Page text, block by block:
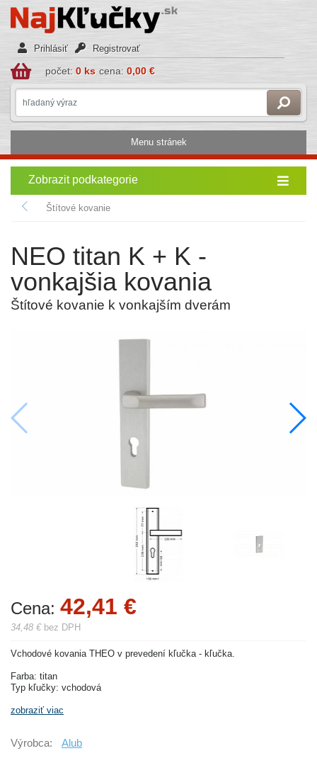
Prihlásiť Registrovať
počet: 0 ks cena: 0,00 €
Menu stránek
Zobrazit podkategorie
Štítové kovanie
NEO titan K + K -
vonkajšia kovania
Štítové kovanie k vonkajším dverám
Cena: 42,41 €
34,48 €bez DPH
Vchodové kovania THEO v prevedení kľučka - kľučka.
Farba: titan
Typ kľučky: vchodová
zobraziť viac
Výrobca: Alub